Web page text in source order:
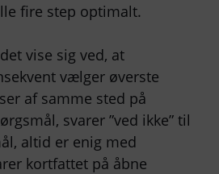
fire step optimalt.
vise sig ved, at
vælger øverste
af samme sted på
svarer ”ved ikke” til
altid er enig med
kortfattet på åbne